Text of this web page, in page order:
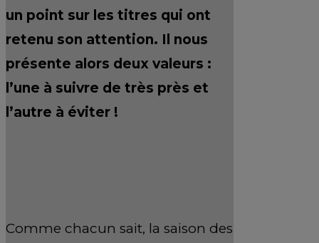
un point sur les titres qui ont
retenu son attention. Il nous
présente alors deux valeurs :
l’une à suivre de très près et
l’autre à éviter !
Comme chacun sait, la saison des